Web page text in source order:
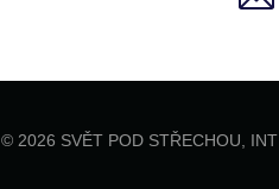
© 2026 SVĚT POD STŘECHOU,